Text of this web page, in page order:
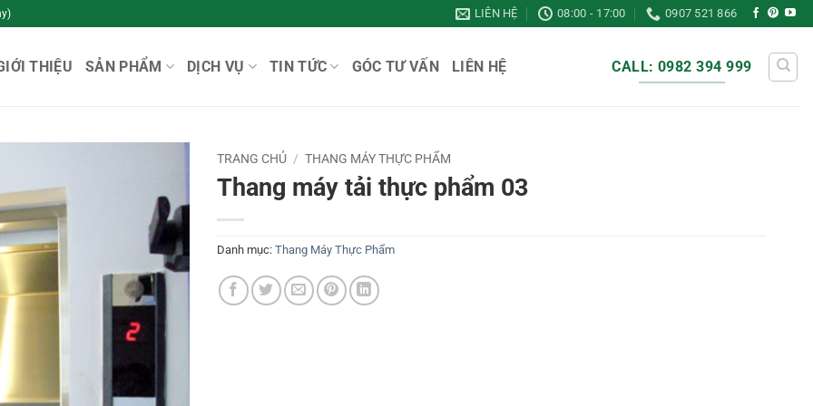
LIÊN HỆ 08:00 - 17:00 0907 521 866
THIỆU SẢN PHẨM DỊCH VỤ TIN TỨC GÓC TƯ VẤN LIÊN HỆ CALL: 0982 394 999
TRANG CHỦ / THANG MÁY THỰC PHẨM
Thang máy tải thực phẩm 03
Danh mục: Thang Máy Thực Phẩm